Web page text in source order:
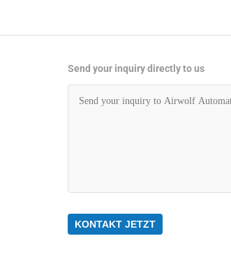
Send your inquiry directly to us
KONTAKT JETZT